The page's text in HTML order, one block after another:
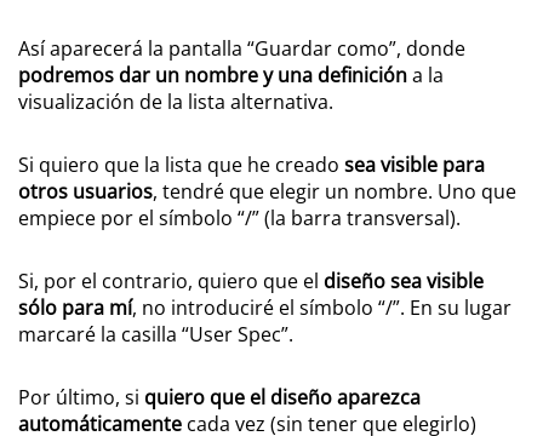
Así aparecerá la pantalla “Guardar como”, donde
podremos dar un nombre y una definicióna la
visualización de la lista alternativa.
Si quiero que la lista que he creado sea visible para
otros usuarios, tendré que elegir un nombre. Uno que
empiece por el símbolo “/” (la barra transversal).
Si, por el contrario, quiero que el diseño sea visible
sólo para mí, no introduciré el símbolo “/”. En su lugar
marcaré la casilla “User Spec”.
Por último, si quiero que el diseño aparezca
automáticamente cada vez (sin tener que elegirlo)